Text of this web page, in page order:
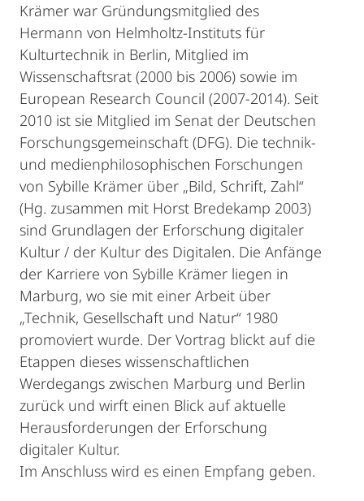
Krämer war Gründungsmitglied des
Hermann von Helmholtz-Instituts für
Kulturtechnik in Berlin, Mitglied im
Wissenschaftsrat (2000 bis 2006) sowie im
European Research Council (2007-2014). Seit
2010 ist sie Mitglied im Senat der Deutschen
Forschungsgemeinschaft (DFG). Die technik-
und medienphilosophischen Forschungen
von Sybille Krämer über „Bild, Schrift, Zahl“
(Hg. zusammen mit Horst Bredekamp 2003)
sind Grundlagen der Erforschung digitaler
Kultur / der Kultur des Digitalen. Die Anfänge
der Karriere von Sybille Krämer liegen in
Marburg, wo sie mit einer Arbeit über
„Technik, Gesellschaft und Natur“ 1980
promoviert wurde. Der Vortrag blickt auf die
Etappen dieses wissenschaftlichen
Werdegangs zwischen Marburg und Berlin
zurück und wirft einen Blick auf aktuelle
Herausforderungen der Erforschung
digitaler Kultur.
Im Anschluss wird es einen Empfang geben.